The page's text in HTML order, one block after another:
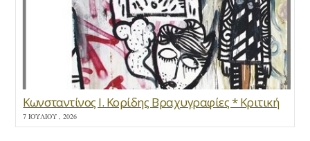
Κωνσταντίνος Ι. Κορίδης Βραχυγραφίες * Κριτική
7 ΙΟΥΛΊΟΥ , 2026